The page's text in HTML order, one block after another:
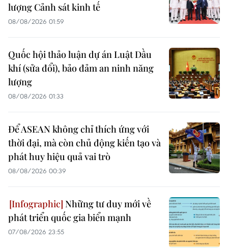
lượng Cảnh sát kinh tế
08/08/2026 01:59
Quốc hội thảo luận dự án Luật Dầu
khí (sửa đổi), bảo đảm an ninh năng
lượng
08/08/2026 01:33
Để ASEAN không chỉ thích ứng với
thời đại, mà còn chủ động kiến tạo và
phát huy hiệu quả vai trò
08/08/2026 00:39
Những tư duy mới về
phát triển quốc gia biển mạnh
07/08/2026 23:55